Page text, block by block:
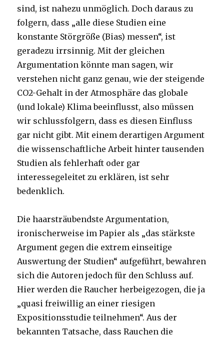
sind, ist nahezu unmöglich. Doch daraus zu
folgern, dass „alle diese Studien eine
konstante Störgröße (Bias) messen“, ist
geradezu irrsinnig. Mit der gleichen
Argumentation könnte man sagen, wir
verstehen nicht ganz genau, wie der steigende
CO2-Gehalt in der Atmosphäre das globale
(und lokale) Klima beeinflusst, also müssen
wir schlussfolgern, dass es diesen Einfluss
gar nicht gibt. Mit einem derartigen Argument
die wissenschaftliche Arbeit hinter tausenden
Studien als fehlerhaft oder gar
interessegeleitet zu erklären, ist sehr
bedenklich.
Die haarsträubendste Argumentation,
ironischerweise im Papier als „das stärkste
Argument gegen die extrem einseitige
Auswertung der Studien“ aufgeführt, bewahren
sich die Autoren jedoch für den Schluss auf.
Hier werden die Raucher herbeigezogen, die ja
„quasi freiwillig an einer riesigen
Expositionsstudie teilnehmen“. Aus der
bekannten Tatsache, dass Rauchen die